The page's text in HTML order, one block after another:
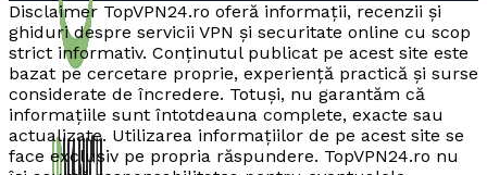
Disclaimer TopVPN24.ro oferă informații, recenzii și
ghiduri despre servicii VPN și securitate online cu scop
strict informativ. Conținutul publicat pe acest site este
bazat pe cercetare proprie, experiență practică și surse
considerate de încredere. Totuși, nu garantăm că
informațiile sunt întotdeauna complete, exacte sau
actualizate. Utilizarea informațiilor de pe acest site se
face exclusiv pe propria răspundere. TopVPN24.ro nu